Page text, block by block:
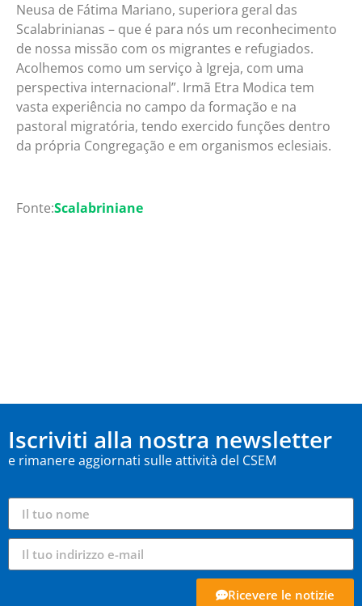
Neusa de Fátima Mariano, superiora geral das
Scalabrinianas – que é para nós um reconhecimento
de nossa missão com os migrantes e refugiados.
Acolhemos como um serviço à Igreja, com uma
perspectiva internacional”. Irmã Etra Modica tem
vasta experiência no campo da formação e na
pastoral migratória, tendo exercido funções dentro
da própria Congregação e em organismos eclesiais.
Fonte:Scalabriniane
Iscriviti alla nostra newsletter
e rimanere aggiornati sulle attività del CSEM
Ricevere le notizie